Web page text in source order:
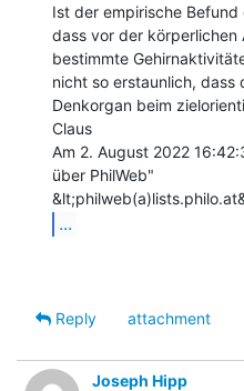
Ist der empirische
dass vor der körperlichen
bestimmte
nicht so erstaunlich, dass
Denkorgan beim
Claus
Am 2. August 2022
über PhilWeb"
...
Reply
attachment
Joseph Hipp